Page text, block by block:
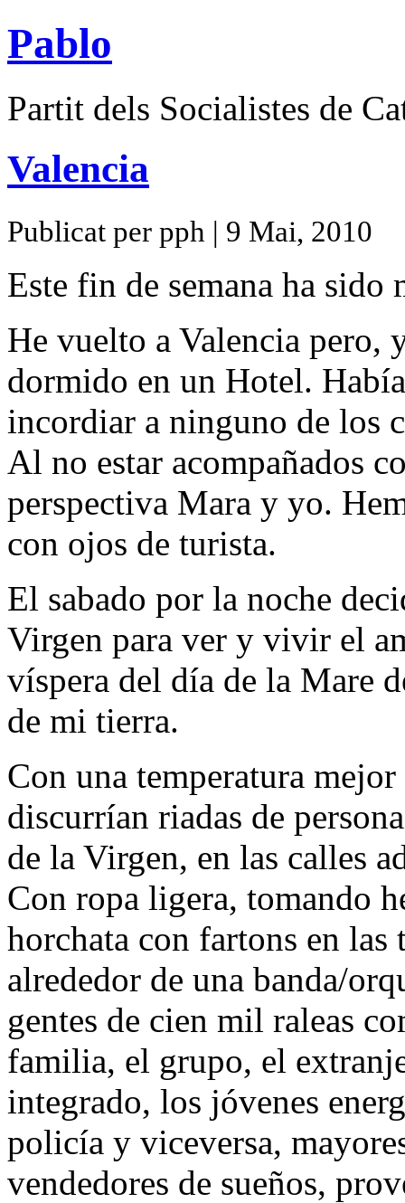
Pablo
Partit dels Socialistes de
Valencia
Publicat per pph | 9 Mai, 2010
Este fin de semana ha sido
He vuelto a Valencia pero,
dormido en un Hotel.
incordiar a ninguno de los
Al no estar acompañados
perspectiva Mara y yo.
con ojos de turista.
El sabado por la noche
Virgen para ver y vivir el
víspera del día de la Mare
de mi tierra.
Con una temperatura
discurrían riadas de
de la Virgen, en las calles
Con ropa ligera, tomando
horchata con fartons en las
alrededor de una banda/
gentes de cien mil raleas
familia, el grupo, el
integrado, los jóvenes
policía y viceversa,
vendedores de sueños,